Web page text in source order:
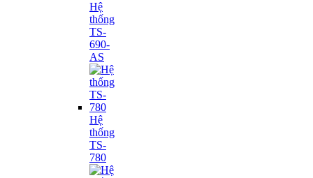
Hệ
thống
TS-
690-
AS
Hệ
thống
TS-
780